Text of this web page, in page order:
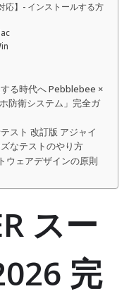
応】- インストールする方
る時代へ Pebblebee ×
防衛システム」完全ガ
スト 改訂版 アジャイ
なテストのやり方
ウェアデザインの原則
スー
完